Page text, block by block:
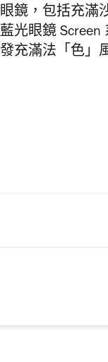
鏡，包括充滿
光眼鏡
充滿法「色」